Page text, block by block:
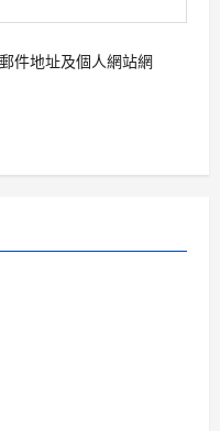
件地址及個人網站網